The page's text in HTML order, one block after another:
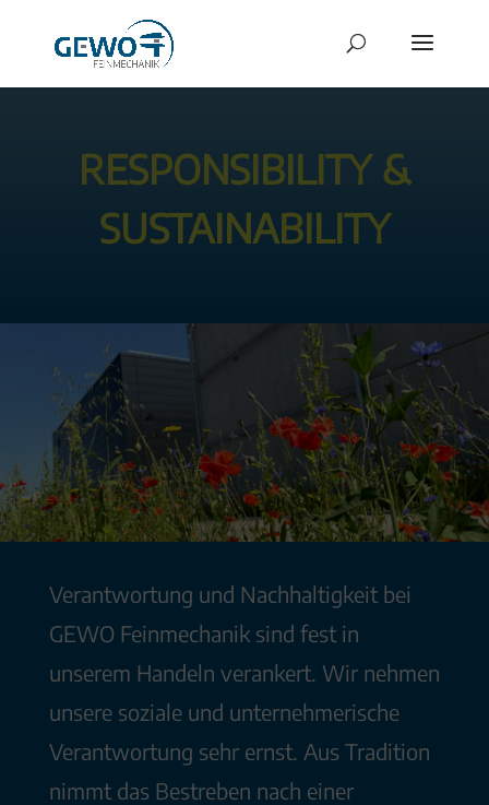
RESPONSIBILITY &
SUSTAINABILITY
Verantwortung und Nachhaltigkeit bei
GEWO Feinmechanik sind fest in
unserem Handeln verankert. Wir nehmen
unsere soziale und unternehmerische
Verantwortung sehr ernst. Aus Tradition
nimmt das Bestreben nach einer